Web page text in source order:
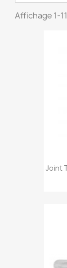
Affichage 1-
Joint